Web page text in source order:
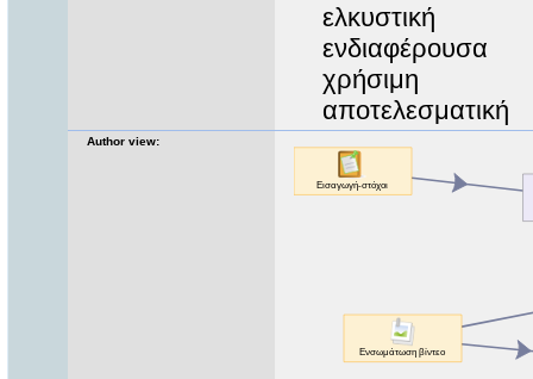
ελκυστική
ενδιαφέρουσα
χρήσιμη
αποτελεσματική
Author view: